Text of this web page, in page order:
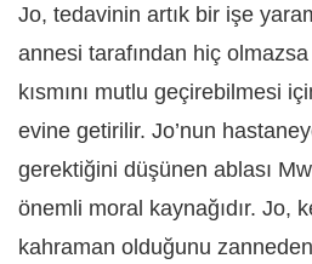
Jo, tedavinin artık bir işe
annesi tarafından hiç
kısmını mutlu geçirebilmesi
evine getirilir. Jo’nun
gerektiğini düşünen ablası
önemli moral kaynağıdır. Jo,
kahraman olduğunu